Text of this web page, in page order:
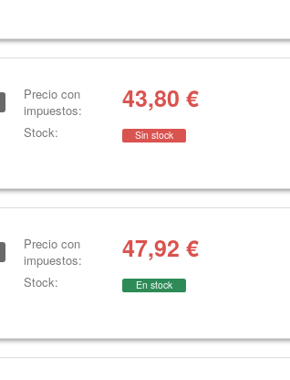
Precio con
impuestos:
43,80 €
Stock: Sin stock
Precio con
impuestos:
47,92 €
Stock: En stock